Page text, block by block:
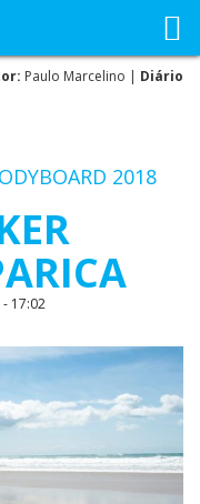
Paulo Marcelino | Diário
2018
- 17:02